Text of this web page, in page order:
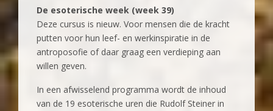
De esoterische week (week 39)
Deze cursus is nieuw. Voor mensen die de kracht
putten voor hun leef- en werkinspiratie in de
antroposofie of daar graag een verdieping aan
willen geven.
In een afwisselend programma wordt de inhoud
van de 19 esoterische uren die Rudolf Steiner in